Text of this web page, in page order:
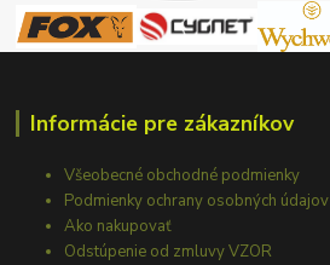
Informácie pre zákazníkov
Všeobecné obchodné podmienky
Podmienky ochrany osobných údajov
Ako nakupovať
Odstúpenie od zmluvy VZOR